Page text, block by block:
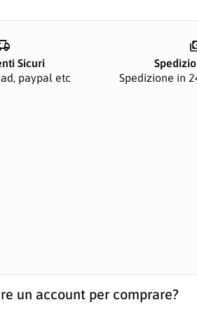
Sicuri
paypal etc
Spedizione in
un account per comprare?